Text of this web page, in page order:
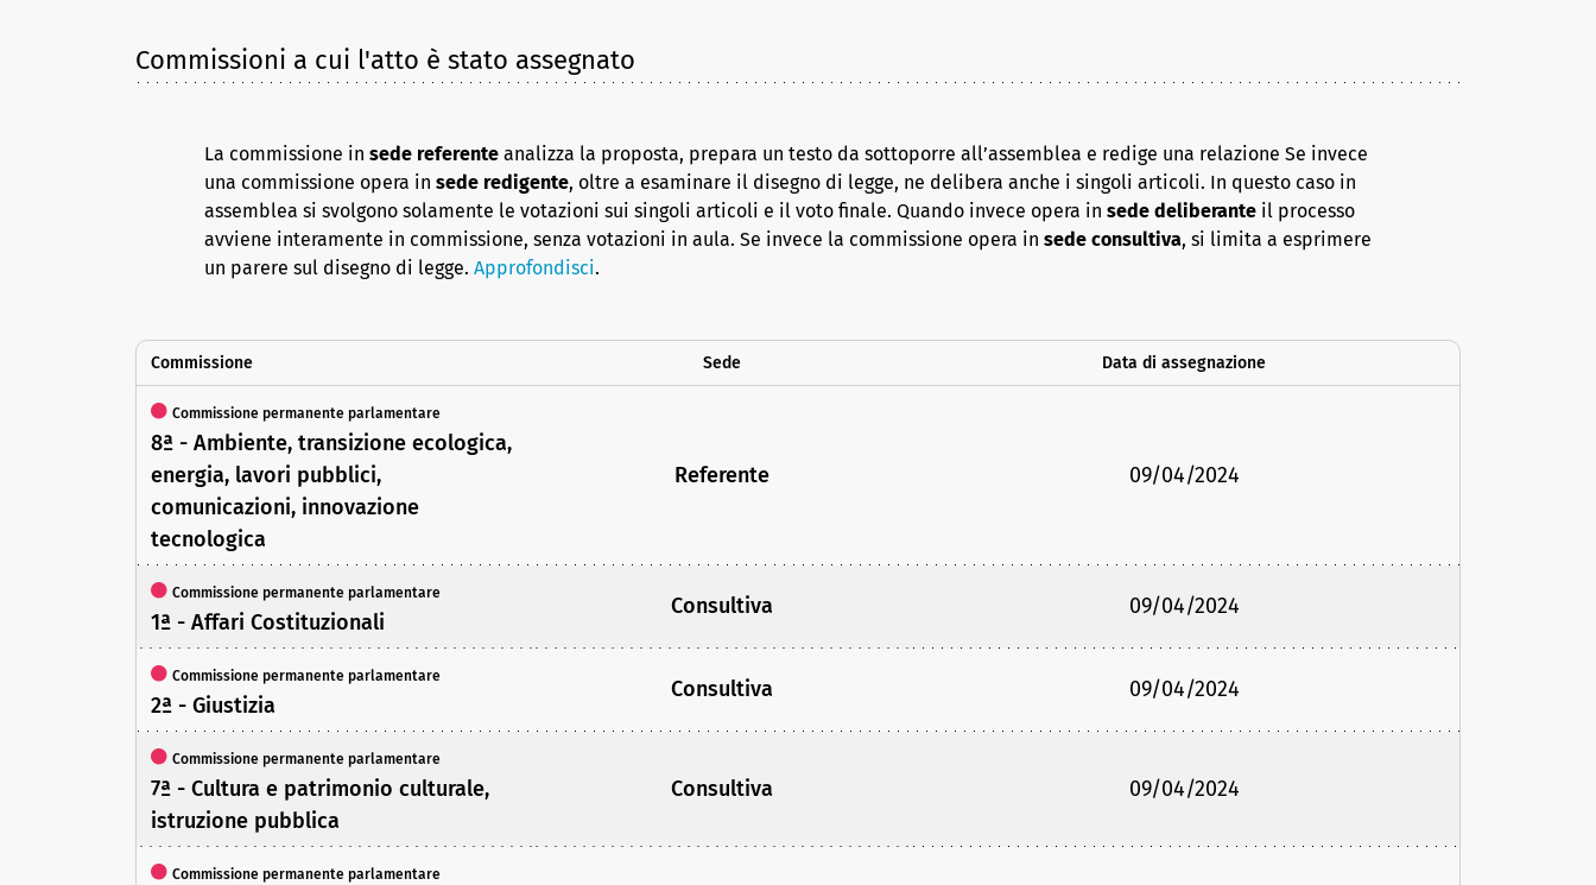
Commissioni a cui l'atto è stato assegnato
La commissione in sede referente analizza la proposta, prepara un testo da sottoporre all’assemblea e redige una relazione Se invece
una commissione opera in sede redigente, oltre a esaminare il disegno di legge, ne delibera anche i singoli articoli. In questo caso in
assemblea si svolgono solamente le votazioni sui singoli articoli e il voto finale. Quando invece opera in sede deliberante il processo
avviene interamente in commissione, senza votazioni in aula. Se invece la commissione opera in sede consultiva, si limita a esprimere
un parere sul disegno di legge. Approfondisci.
Commissione Sede Data di assegnazione
Commissione permanente parlamentare
8ª - Ambiente, transizione ecologica,
energia, lavori pubblici,
comunicazioni, innovazione
tecnologica
Referente 09/04/2024
Commissione permanente parlamentare
1ª - Affari Costituzionali
Consultiva 09/04/2024
Commissione permanente parlamentare
2ª - Giustizia
Consultiva 09/04/2024
Commissione permanente parlamentare
7ª - Cultura e patrimonio culturale,
istruzione pubblica
Consultiva 09/04/2024
Commissione permanente parlamentare